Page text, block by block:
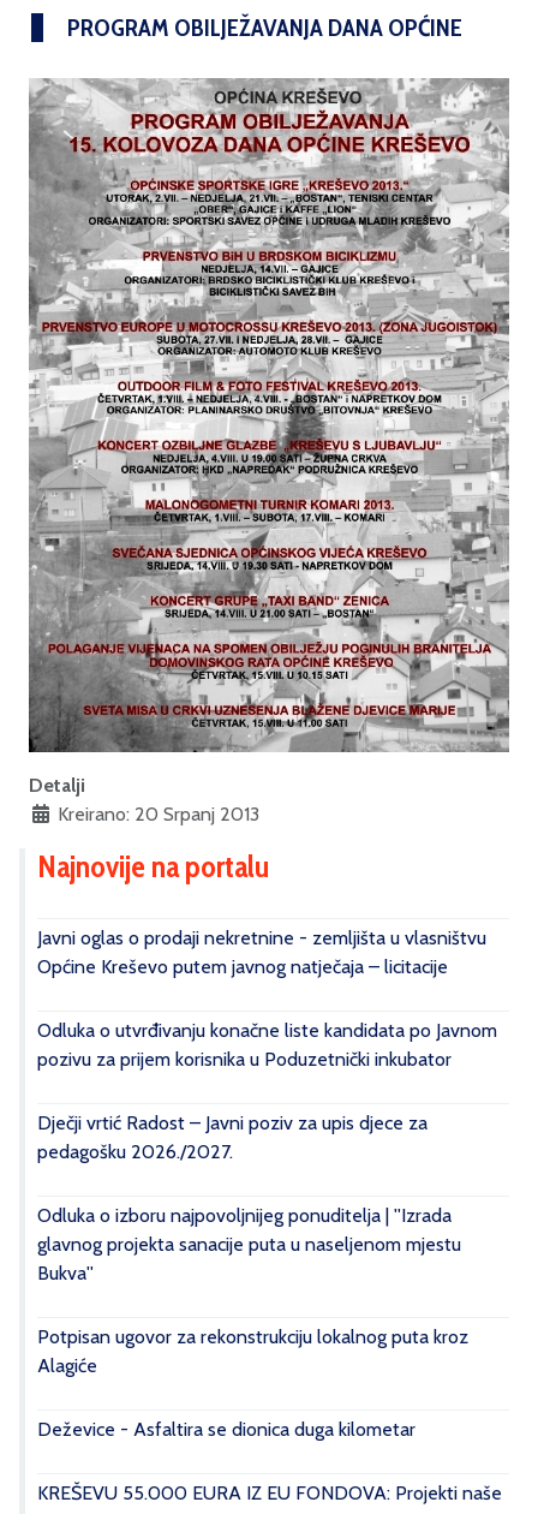
PROGRAM OBILJEŽAVANJA DANA OPĆINE
Detalji
Kreirano: 20 Srpanj 2013
Najnovije na portalu
Javni oglas o prodaji nekretnine - zemljišta u vlasništvu
Općine Kreševo putem javnog natječaja – licitacije
Odluka o utvrđivanju konačne liste kandidata po Javnom
pozivu za prijem korisnika u Poduzetnički inkubator
Dječji vrtić Radost – Javni poziv za upis djece za
pedagošku 2026./2027.
Odluka o izboru najpovoljnijeg ponuditelja | ''Izrada
glavnog projekta sanacije puta u naseljenom mjestu
Bukva''
Potpisan ugovor za rekonstrukciju lokalnog puta kroz
Alagiće
Deževice - Asfaltira se dionica duga kilometar
KREŠEVU 55.000 EURA IZ EU FONDOVA: Projekti naše